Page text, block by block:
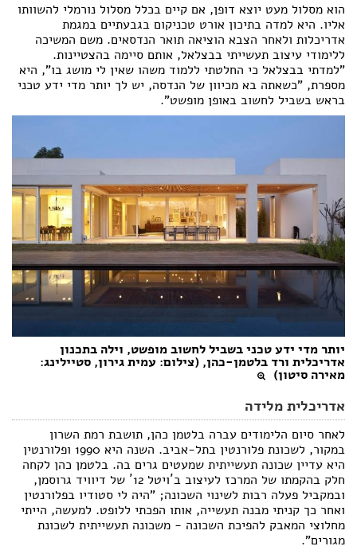
הוא מסלול מעט יוצא דופן, אם קיים בכלל מסלול נורמלי להשוותו
אליו. היא למדה בתיכון אורט טכניקום בגבעתיים במגמת
אדריכלות ולאחר הצבא הוציאה תואר הנדסאים. משם המשיכה
ללימודי עיצוב תעשייתי בבצלאל, אותם סיימה בהצטיינות.
"למדתי בבצלאל כי החלטתי ללמוד משהו שאין לי מושג בו", היא
מספרת, "כשאתה בא מכיוון של הנדסה, יש לך יותר מדי ידע טכני
בראש בשביל לחשוב באופן מופשט".
יותר מדי ידע טכני בשביל לחשוב מופשט, וילה בתכנון
אדריכלית ורד בלטמן-כהן, (צילום: עמית גירון, סטיילינג:
מאירה סיטון)
אדריכלית מלידה
לאחר סיום הלימודים עברה בלטמן כהן, תושבת רמת השרון
במקור, לשכונת פלורנטין בתל-אביב. השנה היא 1990 ופלורנטין
היא עדיין שכונה תעשייתית שמעטים גרים בה. בלטמן כהן לקחה
חלק בהקמתו של המרכז לעיצוב ב´ויטל 12´ של דיוויד גרוסמן,
ובמקביל פעלה רבות לשינוי השכונה; "היה לי סטודיו בפלורנטין
ואחר כך קניתי מבנה תעשייה, אותו הפכתי ללופט. למעשה, הייתי
מחלוצי המאבק להפיכת השכונה - משכונה תעשייתית לשכונת
מגורים".